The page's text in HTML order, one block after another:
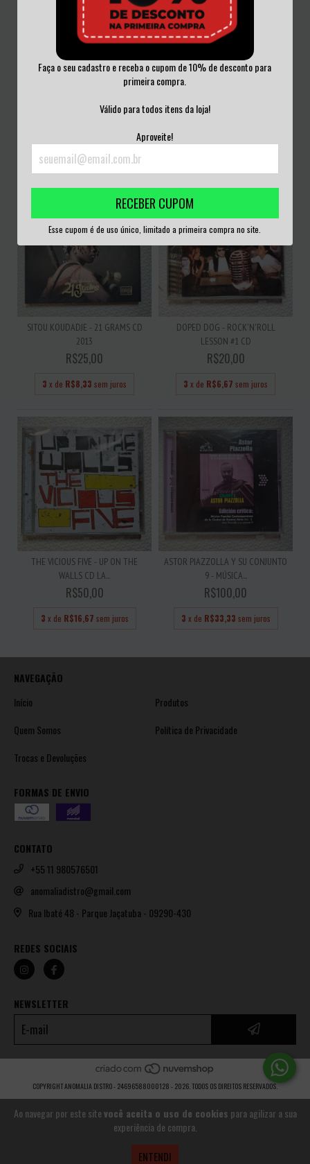
Faça o seu cadastro e receba o cupom de 10% de desconto para
primeira compra.
Válido para todos itens da loja!
Aproveite!
RECEBER CUPOM
Esse cupom é de uso único, limitado a primeira compra no site.
Ao navegar por este sitevocê aceita o uso de cookies para agilizar a sua
experiência de compra.
ENTENDI
LACRADO
COFFIN UNTIL...
SITOU KOUDADJE - 21 GRAMS CD
2013
R$25,00
3 x de R$8,33 sem juros
DOPED DOG - ROCK'N'ROLL
LESSON #1 CD
R$20,00
3 x de R$6,67 sem juros
THE VICIOUS FIVE - UP ON THE
WALLS CD LA...
R$50,00
3 x de R$16,67 sem juros
ASTOR PIAZZOLLA Y SU CONJUNTO
9 - MÚSICA...
R$100,00
3 x de R$33,33 sem juros
NAVEGAÇÃO
Início
Produtos
Quem Somos
Política de Privacidade
Trocas e Devoluções
FORMAS DE ENVIO
CONTATO
+55 11 980576501
anomaliadistro@gmail.com
Rua Ibaté 48 - Parque Jaçatuba - 09290-430
REDES SOCIAIS
NEWSLETTER
COPYRIGHT ANOMALIA DISTRO - 24696588000128 - 2026. TODOS OS DIREITOS RESERVADOS.